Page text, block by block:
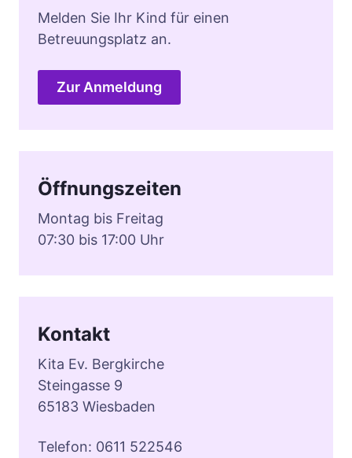
Melden Sie Ihr Kind für einen
Betreuungsplatz an.
Zur Anmeldung
Öffnungszeiten
Montag bis Freitag
07:30 bis 17:00 Uhr
Kontakt
Kita Ev. Bergkirche
Steingasse 9
65183 Wiesbaden
Telefon: 0611 522546